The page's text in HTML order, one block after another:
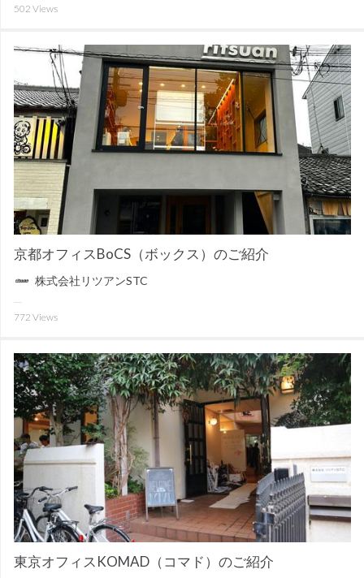
502 Views
京都オフィスBoCS（ボックス）のご紹介
株式会社リツアンSTC
772 Views
東京オフィスKOMAD（コマド）のご紹介